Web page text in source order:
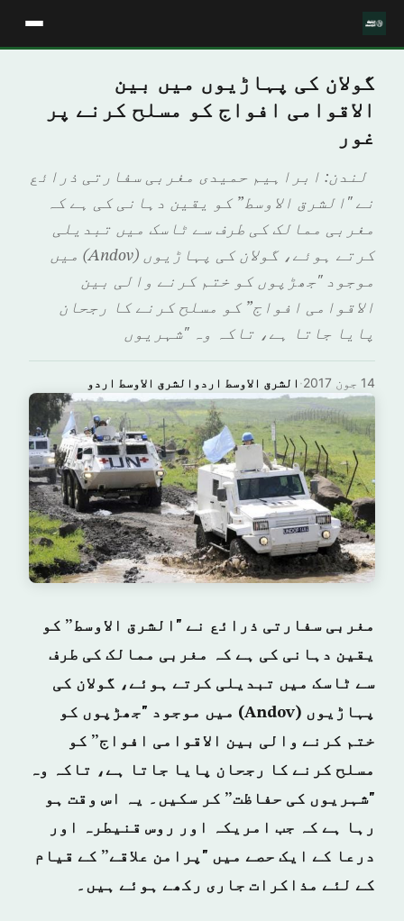
گولان کی پہاڑیوں میں بین
الاقوامی افواج کو مسلح کرنے پر
غور
لندن: ابراہیم حميدی مغربی سفارتی ذرائع
نے "الشرق الاوسط” کو یقین دہانی کی ہے کہ
مغربی ممالک کی طرف سے ٹاسک میں تبدیلی
کرتے ہوئے، گولان کی پہاڑیوں (Andov) میں
موجود "جھڑپوں کو ختم کرنے والی بین
الاقوامی افواج” کو مسلح کرنے کا رجحان
پایا جاتا ہے، تاکہ وہ "شہریوں
الشرق الاوسط اردوالشرق الاوسط اردو · 14 جون 2017
مغربی سفارتی ذرائع نے "الشرق الاوسط” کو
یقین دہانی کی ہے کہ مغربی ممالک کی طرف
سے ٹاسک میں تبدیلی کرتے ہوئے، گولان کی
پہاڑیوں (Andov) میں موجود "جھڑپوں کو
ختم کرنے والی بین الاقوامی افواج” کو
مسلح کرنے کا رجحان پایا جاتا ہے، تاکہ وہ
"شہریوں کی حفاظت” کر سکیں۔ یہ اس وقت ہو
رہا ہے کہ جب امریکہ اور روس قنیطرہ اور
درعا کے ایک حصے میں "پرامن علاقے” کے قیام
کے لئے مذاکرات جاری رکھے ہوئے ہیں۔